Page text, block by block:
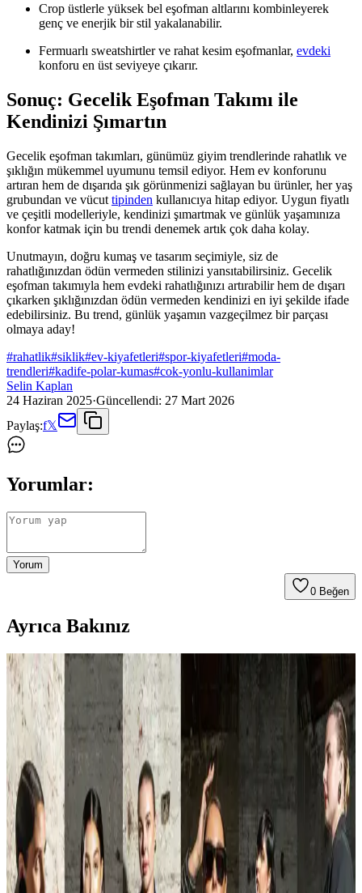
Crop üstlerle yüksek bel eşofman altlarını kombinleyerek
genç ve enerjik bir stil yakalanabilir.
Fermuarlı sweatshirtler ve rahat kesim eşofmanlar, evdeki
konforu en üst seviyeye çıkarır.
Sonuç: Gecelik Eşofman Takımı ile
Kendinizi Şımartın
Gecelik eşofman takımları, günümüz giyim trendlerinde rahatlık ve
şıklığın mükemmel uyumunu temsil ediyor. Hem ev konforunu
artıran hem de dışarıda şık görünmenizi sağlayan bu ürünler, her yaş
grubundan ve vücut tipinden kullanıcıya hitap ediyor. Uygun fiyatlı
ve çeşitli modelleriyle, kendinizi şımartmak ve günlük yaşamınıza
konfor katmak için bu trendi denemek artık çok daha kolay.
Unutmayın, doğru kumaş ve tasarım seçimiyle, siz de
rahatlığınızdan ödün vermeden stilinizi yansıtabilirsiniz. Gecelik
eşofman takımıyla hem evdeki rahatlığınızı artırabilir hem de dışarı
çıkarken şıklığınızdan ödün vermeden kendinizi en iyi şekilde ifade
edebilirsiniz. Bu trend, günlük yaşamın vazgeçilmez bir parçası
olmaya aday!
#rahatlik#siklik#ev-kiyafetleri#spor-kiyafetleri#moda-
trendleri#kadife-polar-kumas#cok-yonlu-kullanimlar
Selin Kaplan
24 Haziran 2025·Güncellendi: 27 Mart 2026
Paylaş:f𝕏
Yorumlar:
Yorum
0 Beğen
Ayrıca Bakınız
Günlük Moda Soruları ve Pratik Stil Önerileri:
Rahatlık ve Şıklık Dengesi
Moda ve stil, kişisel tercihler ve çevresel ihtiyaçlarla şekillenir. Ev
giyimi, iş görüşmesi, mevsimlik kıyafetler ve vücut tipine uygun
önerilerle günlük şıklık ve rahatlık dengelenir.
Raw Denim Pantolonlarda Doğru Beden Seçimi ve
Kesim Stratejileri Üzerine Detaylı Rehber
Raw denim pantolonlarda beden seçimi, üretim farklılıkları ve kesim
çeşitliliği nedeniyle önemlidir. Bir veya iki beden büyütme
stratejileri, konfor ve estetik uyumu artırır. Ölçü alma ve deneme
önerilir.